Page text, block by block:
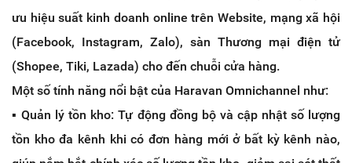
ưu hiệu suất kinh doanh online trên Website, mạng xã hội
(Facebook, Instagram, Zalo), sàn Thương mại điện tử
(Shopee, Tiki, Lazada) cho đến chuỗi cửa hàng.
Một số tính năng nổi bật của Haravan Omnichannel như:
▪️ Quản lý tồn kho: Tự động đồng bộ và cập nhật số lượng
tồn kho đa kênh khi có đơn hàng mới ở bất kỳ kênh nào,